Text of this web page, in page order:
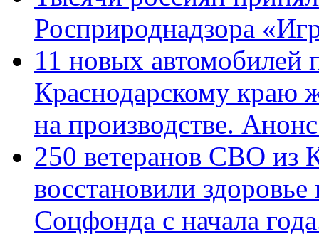
Росприроднадзора
11 новых автомобилей
Краснодарскому краю
на производстве.
250 ветеранов СВО из
восстановили
Соцфонда с начала